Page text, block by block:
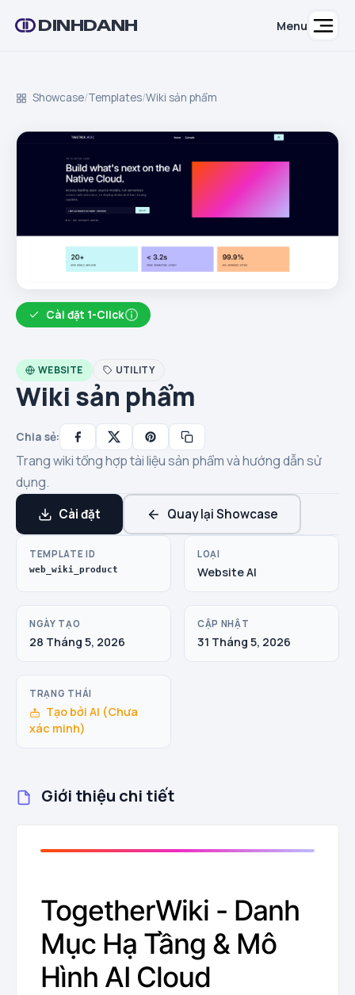
DINHDANH Menu
Showcase/Templates/Wiki sản phẩm
Cài đặt 1-Click
WEBSITE UTILITY
Wiki sản phẩm
Chia sẻ:
Trang wiki tổng hợp tài liệu sản phẩm và hướng dẫn sử
dụng.
Cài đặt Quay lại Showcase
TEMPLATE ID
web_wiki_product
LOẠI
Website AI
NGÀY TẠO
28 Tháng 5, 2026
CẬP NHẬT
31 Tháng 5, 2026
TRẠNG THÁI
Tạo bởi AI (Chưa
xác minh)
Giới thiệu chi tiết
TogetherWiki - Danh
Mục Hạ Tầng & Mô
Hình AI Cloud